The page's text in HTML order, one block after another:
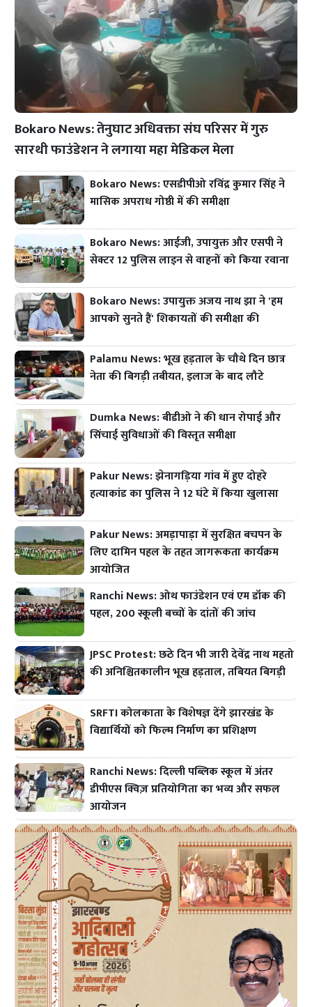
Bokaro News: तेनुघाट अधिवक्ता संघ परिसर में गुरु
सारथी फाउंडेशन ने लगाया महा मेडिकल मेला
Bokaro News: एसडीपीओ रविंद्र कुमार सिंह ने
मासिक अपराध गोष्ठी में की समीक्षा
Bokaro News: आईजी, उपायुक्त और एसपी ने
सेक्टर 12 पुलिस लाइन से वाहनों को किया रवाना
Bokaro News: उपायुक्त अजय नाथ झा ने 'हम
आपको सुनते हैं' शिकायतों की समीक्षा की
Palamu News: भूख हड़ताल के चौथे दिन छात्र
नेता की बिगड़ी तबीयत, इलाज के बाद लौटे
Dumka News: बीडीओ ने की धान रोपाई और
सिंचाई सुविधाओं की विस्तृत समीक्षा
Pakur News: झेनागड़िया गांव में हुए दोहरे
हत्याकांड का पुलिस ने 12 घंटे में किया खुलासा
Pakur News: अमड़ापाड़ा में सुरक्षित बचपन के
लिए दामिन पहल के तहत जागरूकता कार्यक्रम
आयोजित
Ranchi News: ओथ फाउंडेशन एवं एम डॉक की
पहल, 200 स्कूली बच्चों के दांतों की जांच
JPSC Protest: छठे दिन भी जारी देवेंद्र नाथ महतो
की अनिश्चितकालीन भूख हड़ताल, तबियत बिगड़ी
SRFTI कोलकाता के विशेषज्ञ देंगे झारखंड के
विद्यार्थियों को फिल्म निर्माण का प्रशिक्षण
Ranchi News: दिल्ली पब्लिक स्कूल में अंतर
डीपीएस क्विज़ प्रतियोगिता का भव्य और सफल
आयोजन